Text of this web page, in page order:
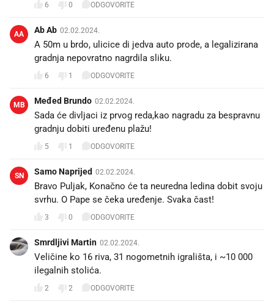
6 0 ODGOVORITE
AA Ab Ab 02.02.2024.
A 50m u brdo, ulicice di jedva auto prode, a legalizirana
gradnja nepovratno nagrdila sliku.
6 1 ODGOVORITE
MB Međed Brundo 02.02.2024.
Sada će divljaci iz prvog reda,kao nagradu za bespravnu
gradnju dobiti uređenu plažu!
5 1 ODGOVORITE
SN Samo Naprijed 02.02.2024.
Bravo Puljak, Konačno će ta neuredna ledina dobit svoju
svrhu. O Pape se čeka uređenje. Svaka čast!
3 0 ODGOVORITE
Smrdljivi Martin 02.02.2024.
Veličine ko 16 riva, 31 nogometnih igrališta, i ~10 000
ilegalnih stolića.
2 2 ODGOVORITE